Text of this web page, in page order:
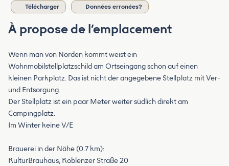
Télécharger Données erronées?
À propose de l’emplacement
Wenn man von Norden kommt weist ein
Wohnmobilstellplatzschild am Ortseingang schon auf einen
kleinen Parkplatz. Das ist nicht der angegebene Stellplatz mit Ver-
und Entsorgung.
Der Stellplatz ist ein paar Meter weiter südlich direkt am
Campingplatz.
Im Winter keine V/E
Brauerei in der Nähe (0.7 km):
KulturBrauhaus, Koblenzer Straße 20